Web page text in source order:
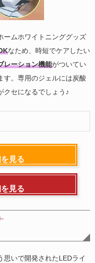
ームホワイトニンググッズ
なため、時短でケアしたい
レーション機能がついてい
す。専用のジェルには炭酸
クセになるでしょう♪
見る
見る
思いで開発されたLEDライ